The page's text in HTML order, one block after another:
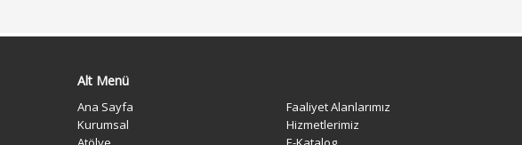
Alt Menü
Ana Sayfa
Faaliyet Alanlarımız
Kurumsal
Hizmetlerimiz